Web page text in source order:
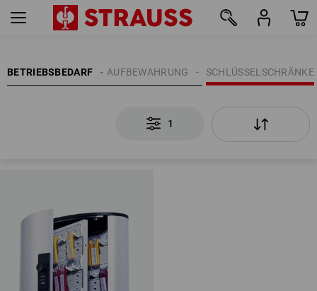
BETRIEBSBEDARF SCHLÜSSELSCHRÄNKE
AUFBEWAHRUNG
BÜROBEDARF
1
1